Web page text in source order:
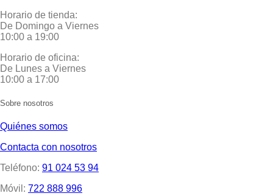
Horario de tienda:
De Domingo a Viernes
10:00 a 19:00
Horario de oficina:
De Lunes a Viernes
10:00 a 17:00
Sobre nosotros
Quiénes somos
Contacta con nosotros
Teléfono: 91 024 53 94
Móvil: 722 888 996